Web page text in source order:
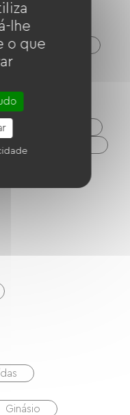
estar/Sala de TV
para bebês
de lavar roupa
Ginásio
lhe
o que